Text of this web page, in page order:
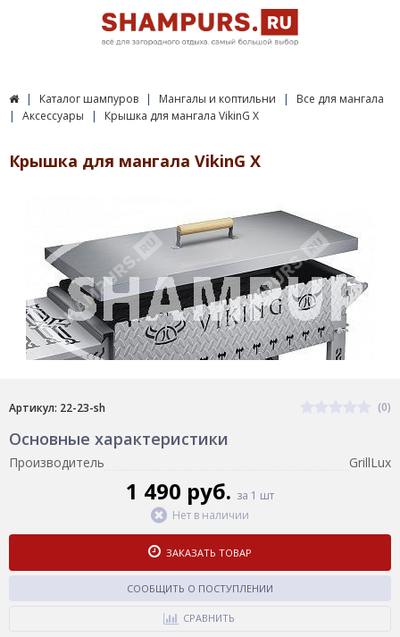
Каталог шампуров Мангалы и коптильни
Все для мангала
Аксессуары
Крышка для мангала VikinG X
Крышка для мангала VikinG X
Артикул: 22-23-sh (0)
Основные характеристики
Производитель GrillLux
1 490 руб. за 1 шт
Нет в наличии
ЗАКАЗАТЬ ТОВАР
СООБЩИТЬ О ПОСТУПЛЕНИИ
СРАВНИТЬ